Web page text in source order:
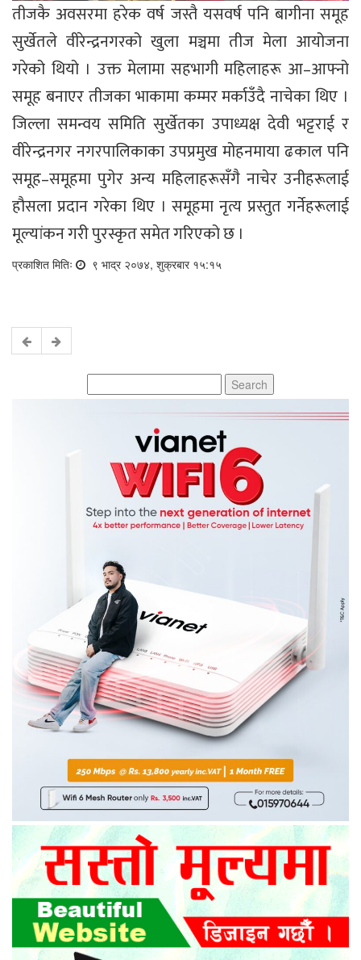
तीजकै अवसरमा हरेक वर्ष जस्तै यसवर्ष पनि बागीना समूह
सुर्खेतले वीरेन्द्रनगरको खुला मञ्चमा तीज मेला आयोजना
गरेको थियो । उक्त मेलामा सहभागी महिलाहरू आ–आफ्नो
समूह बनाएर तीजका भाकामा कम्मर मर्काउँदै नाचेका थिए ।
जिल्ला समन्वय समिति सुर्खेतका उपाध्यक्ष देवी भट्टराई र
वीरेन्द्रनगर नगरपालिकाका उपप्रमुख मोहनमाया ढकाल पनि
समूह–समूहमा पुगेर अन्य महिलाहरूसँगै नाचेर उनीहरूलाई
हौसला प्रदान गरेका थिए । समूहमा नृत्य प्रस्तुत गर्नेहरूलाई
मूल्यांकन गरी पुरस्कृत समेत गरिएको छ ।
प्रकाशित मितिः ९ भाद्र २०७४, शुक्रबार १५:१५
for: